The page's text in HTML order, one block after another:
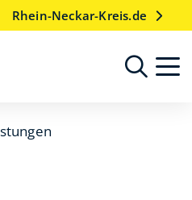
Rhein-Neckar-Kreis.de